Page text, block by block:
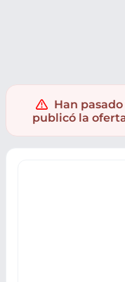
Han pasado
publicó la